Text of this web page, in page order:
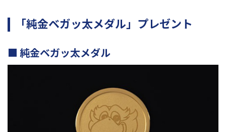
「純金ベガッ太メダル」プレゼント
純金ベガッ太メダル